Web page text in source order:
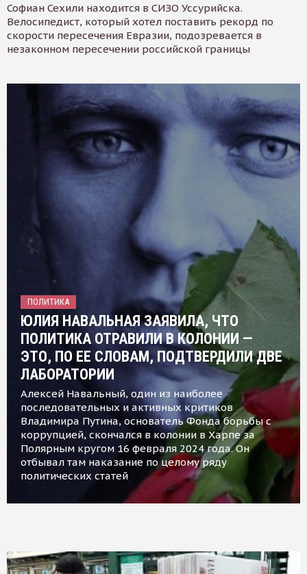
Софиан Сехили находится в СИЗО Уссурийска.
Велосипедист, который хотел поставить рекорд по
скорости пересечения Евразии, подозревается в
незаконном пересечении российской границы
ПОЛИТИКА
ЮЛИЯ НАВАЛЬНАЯ ЗАЯВИЛА, ЧТО
ПОЛИТИКА ОТРАВИЛИ В КОЛОНИИ —
ЭТО, ПО ЕЕ СЛОВАМ, ПОДТВЕРДИЛИ ДВЕ
ЛАБОРАТОРИИ
Алексей Навальный, один из наиболее
последовательных и активных критиков
Владимира Путина, основатель Фонда борьбы с
коррупцией, скончался в колонии в Харпе за
Полярным кругом 16 февраля 2024 года. Он
отбывал там наказание по целому ряду
политических статей